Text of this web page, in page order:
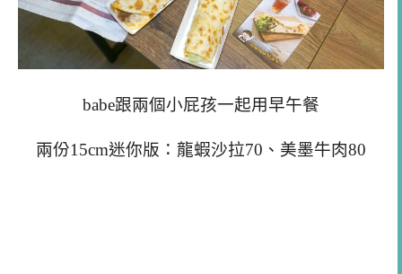
babe跟兩個小屁孩一起用早午餐
兩份15cm迷你版：龍蝦沙拉70、美墨牛肉80